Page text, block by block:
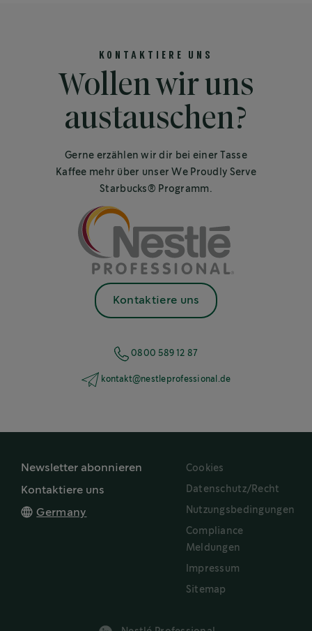
KONTAKTIERE UNS
Wollen wir uns
austauschen?
Gerne erzählen wir dir bei einer Tasse
Kaffee mehr über unser We Proudly Serve
Starbucks® Programm.
Kontaktiere uns
0800 589 12 87
kontakt@nestleprofessional.de
Newsletter abonnieren
Kontaktiere uns
Germany
Cookies
Datenschutz/Recht
Nutzungsbedingungen
Compliance
Meldungen
Impressum
Sitemap